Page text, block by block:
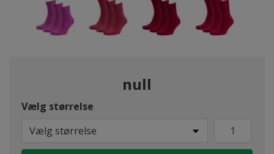
null
Vælg størrelse
Vælg størrelse